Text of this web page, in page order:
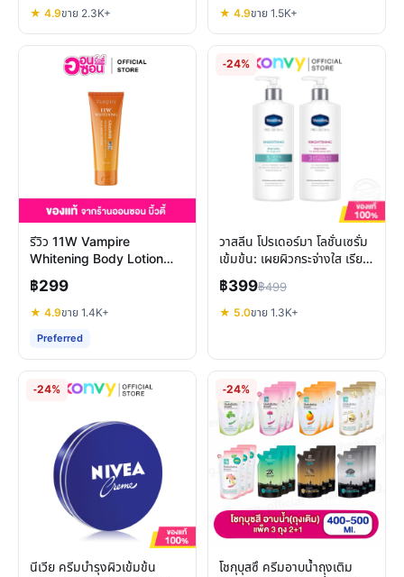
★ 4.9ขาย 2.3K+ ★ 4.9ขาย 1.5K+
รีวิว 11W Vampire
Whitening Body Lotion
โลชั่นผิวขาวสูตรกลางคืน
฿299
★ 4.9ขาย 1.4K+
Preferred
-24%
วาสลีน โปรเดอร์มา โลชั่นเซรั่ม
เข้มข้น: เผยผิวกระจ่างใส เรียบ
เนียน เลือกสูตรที่ใช่
฿399฿499
★ 5.0ขาย 1.3K+
-24%
นีเวีย ครีมบำรุงผิวเข้มข้น
-24%
โชกุบุสซึ ครีมอาบน้ำถุงเติม